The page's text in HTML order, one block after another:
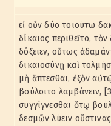
εἰ οὖν δύο τοιούτω
δίκαιος περιθεῖτο,
δόξειεν, οὕτως
δικαιοσύνῃ καὶ
μὴ ἅπτεσθαι, ἐξὸν
βούλοιτο λαμβάνειν,
συγγίγνεσθαι ὅτῳ
δεσμῶν λύειν